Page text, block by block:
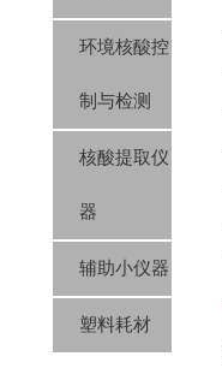
环境核酸控
制与检测
核酸提取仪
器
辅助小仪器
塑料耗材